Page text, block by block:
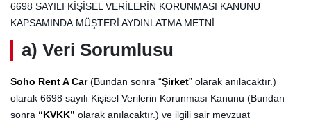
6698 SAYILI KİŞİSEL VERİLERİN KORUNMASI KANUNU
KAPSAMINDA MÜŞTERİ AYDINLATMA METNİ
a) Veri Sorumlusu
Soho Rent A Car(Bundan sonra “Şirket” olarak anılacaktır.)
olarak 6698 sayılı Kişisel Verilerin Korunması Kanunu (Bundan
sonra “KVKK” olarak anılacaktır.) ve ilgili sair mevzuat